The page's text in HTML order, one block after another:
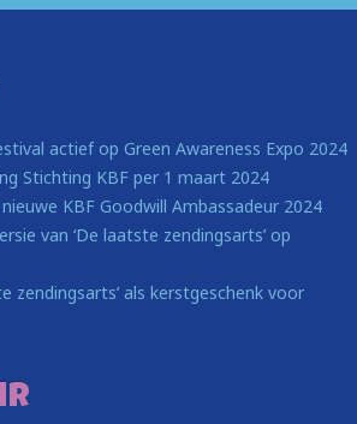
actief op Green Awareness Expo 2024
Stichting KBF per 1 maart 2024
KBF Goodwill Ambassadeur 2024
van ‘De laatste zendingsarts’ op
zendingsarts’ als kerstgeschenk voor